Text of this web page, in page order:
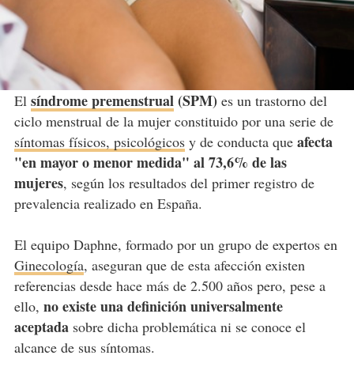
El síndrome premenstrual(SPM) es un trastorno del
ciclo menstrual de la mujer constituido por una serie de
síntomas físicos, psicológicosy de conducta que afecta
"en mayor o menor medida" al 73,6% de las
mujeres, según los resultados del primer registro de
prevalencia realizado en España.
El equipo Daphne, formado por un grupo de expertos en
Ginecología, aseguran que de esta afección existen
referencias desde hace más de 2.500 años pero, pese a
ello, no existe una definición universalmente
aceptadasobre dicha problemática ni se conoce el
alcance de sus síntomas.